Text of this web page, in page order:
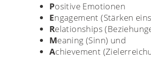
Positive Emotionen
Engagement (Stärken
Relationships
Meaning (Sinn) und
Achievement